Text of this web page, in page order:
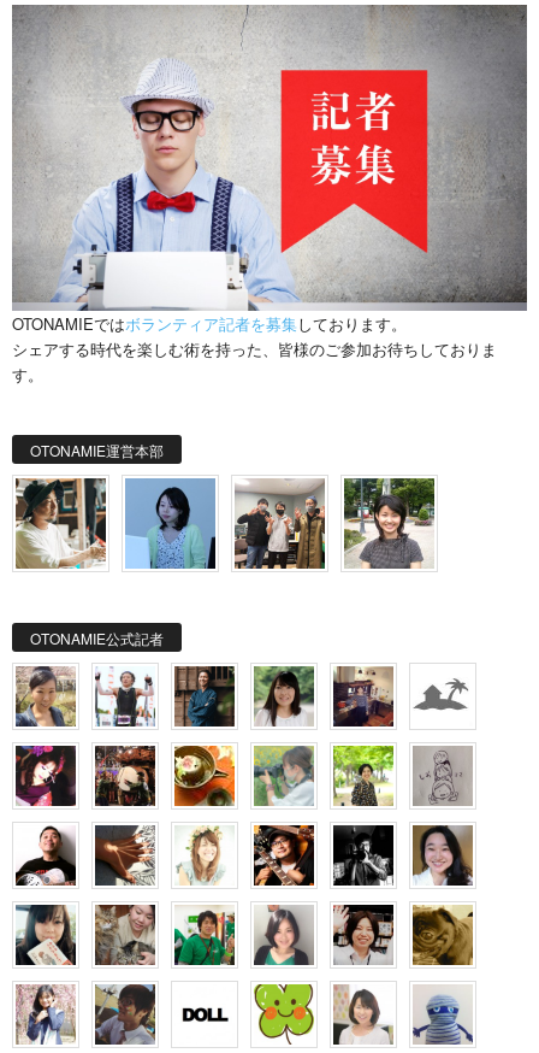
OTONAMIEではボランティア記者を募集しております。
シェアする時代を楽しむ術を持った、皆様のご参加お待ちしておりま
す。
OTONAMIE運営本部
OTONAMIE公式記者